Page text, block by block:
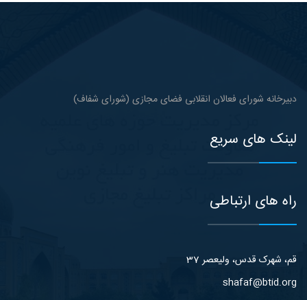
دبیرخانه شورای فعالان انقلابی فضای مجازی (شورای شفاف)
لینک های سریع
راه های ارتباطی
قم، شهرک قدس، ولیعصر 37
shafaf@btid.org